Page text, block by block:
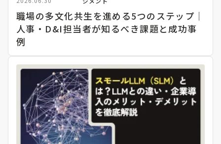
職場の多文化共生を進める5つのステップ｜
人事・D&I担当者が知るべき課題と成功事
例